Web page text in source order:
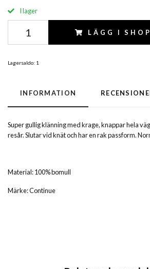
I lager
LÄGG I
Lagersaldo: 1
INFORMATION
Super gullig klänning med krage, knappar hela
resår. Slutar vid knät och har en rak passform.
Material: 100% bomull
Märke: Continue